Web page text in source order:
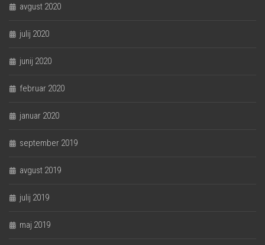
avgust 2020
julij 2020
junij 2020
februar 2020
januar 2020
september 2019
avgust 2019
julij 2019
maj 2019